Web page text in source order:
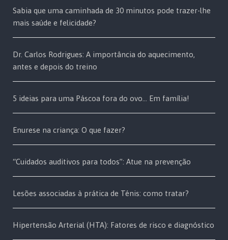
Sabia que uma caminhada de 30 minutos pode trazer-lhe
mais saúde e felicidade?
Dr. Carlos Rodrigues: A importância do aquecimento,
antes e depois do treino
5 ideias para uma Páscoa fora do ovo… Em família!
Enurese na criança: O que fazer?
“Cuidados auditivos para todos”: Atue na prevenção
Lesões associadas à prática de Ténis: como tratar?
Hipertensão Arterial (HTA): Fatores de risco e diagnóstico